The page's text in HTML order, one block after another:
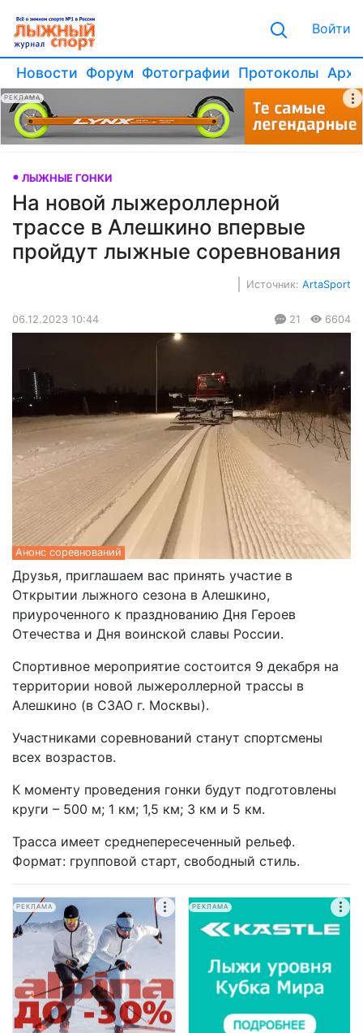
Войти
Новости Форум Фотографии Протоколы
РЕКЛАМА
ЛЫЖНЫЕ ГОНКИ
На новой лыжероллерной
трассе в Алешкино впервые
пройдут лыжные соревнования
Источник: ArtaSport
06.12.2023 10:44 21 6604
Анонс соревнований
Друзья, приглашаем вас принять участие в
Открытии лыжного сезона в Алешкино,
приуроченного к празднованию Дня Героев
Отечества и Дня воинской славы России.
Спортивное мероприятие состоится 9 декабря на
территории новой лыжероллерной трассы в
Алешкино (в СЗАО г. Москвы).
Участниками соревнований станут спортсмены
всех возрастов.
К моменту проведения гонки будут подготовлены
круги – 500 м; 1 км; 1,5 км; 3 км и 5 км.
Трасса имеет среднепересеченный рельеф.
Формат: групповой старт, свободный стиль.
РЕКЛАМА РЕКЛАМА